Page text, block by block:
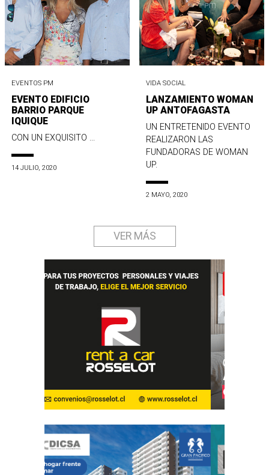
EVENTOS PM
EVENTO EDIFICIO
BARRIO PARQUE
IQUIQUE
CON UN EXQUISITO ...
14 JULIO, 2020
VIDA SOCIAL
LANZAMIENTO WOMAN
UP ANTOFAGASTA
UN ENTRETENIDO EVENTO
REALIZARON LAS
FUNDADORAS DE WOMAN
UP.
2 MAYO, 2020
VER MÁS